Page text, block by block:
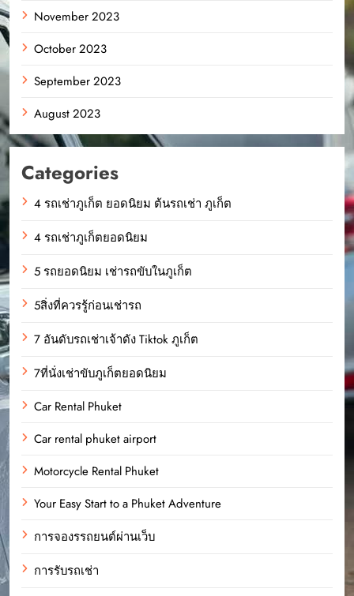
November 2023
October 2023
September 2023
August 2023
Categories
4 รถเช่าภูเก็ต ยอดนิยม ต้นรถเช่า ภูเก็ต
4 รถเช่าภูเก็ตยอดนิยม
5 รถยอดนิยม เช่ารถขับในภูเก็ต
5สิ่งที่ควรรู้ก่อนเช่ารถ
7 อันดับรถเช่าเจ้าดัง Tiktok ภูเก็ต
7ที่นั่งเช่าขับภูเก็ตยอดนิยม
Car Rental Phuket
Car rental phuket airport
Motorcycle Rental Phuket
Your Easy Start to a Phuket Adventure
การจองรรถยนต์ผ่านเว็บ
การรับรถเช่า